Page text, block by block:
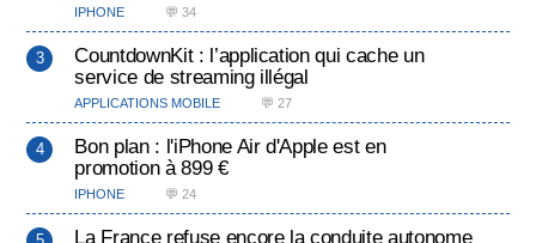
IPHONE 💬 34
CountdownKit : l’application qui cache un
service de streaming illégal
APPLICATIONS MOBILE 💬 27
Bon plan : l'iPhone Air d'Apple est en
promotion à 899 €
IPHONE 💬 24
La France refuse encore la conduite autonome